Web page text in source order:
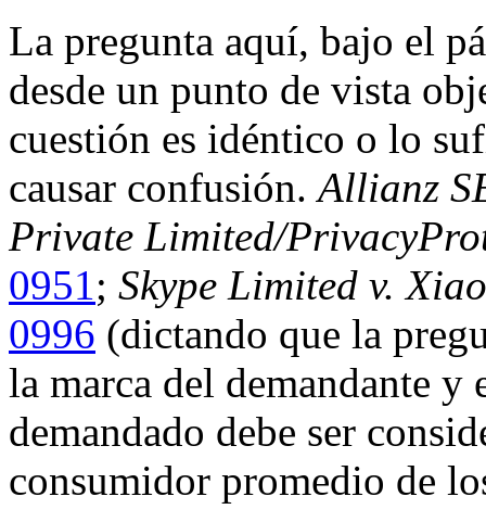
La pregunta aquí, bajo el
desde un punto de vista
cuestión es idéntico o lo
causar confusión.Allianz
Private Limited/
0951; Skype Limited v.
0996 (dictando que la
la marca del demandante
demandado debe ser
consumidor promedio de